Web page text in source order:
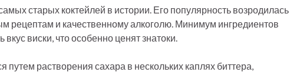
старых коктейлей в истории. Его популярность возродилась
рецептам и качественному алкоголю. Минимум ингредиентов
виски, что особенно ценят знатоки.
путем растворения сахара в нескольких каплях биттера,